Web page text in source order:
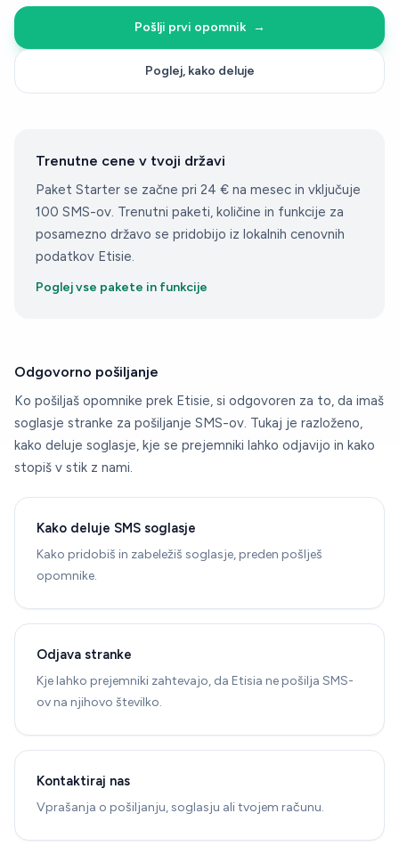
Zasedeno · Privzeta vidnost · Obvesti 1 dan prej
Shrani
SIMULACIJA V ŽIVO
Pošlji prvi opomnik →
Poglej, kako deluje
Trenutne cene v tvoji državi
Paket Starter se začne pri 24 € na mesec in vključuje
100 SMS-ov. Trenutni paketi, količine in funkcije za
posamezno državo se pridobijo iz lokalnih cenovnih
podatkov Etisie.
Poglej vse pakete in funkcije
Odgovorno pošiljanje
Ko pošiljaš opomnike prek Etisie, si odgovoren za to, da imaš
soglasje stranke za pošiljanje SMS-ov. Tukaj je razloženo,
kako deluje soglasje, kje se prejemniki lahko odjavijo in kako
stopiš v stik z nami.
Kako deluje SMS soglasje
Kako pridobiš in zabeležiš soglasje, preden pošlješ
opomnike.
Odjava stranke
Kje lahko prejemniki zahtevajo, da Etisia ne pošilja SMS-
ov na njihovo številko.
Kontaktiraj nas
Vprašanja o pošiljanju, soglasju ali tvojem računu.